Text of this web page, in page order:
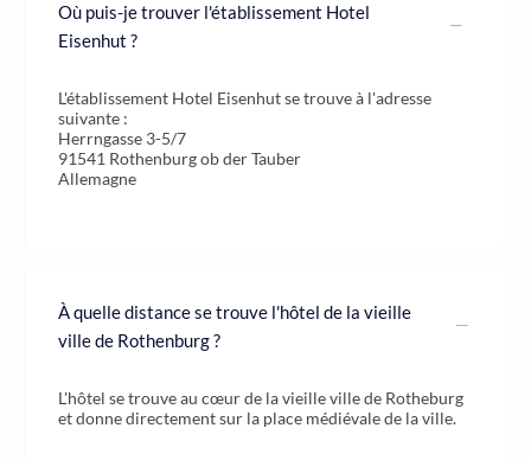
Où puis-je trouver l'établissement Hotel
Eisenhut ?
L'établissement Hotel Eisenhut se trouve à l'adresse
suivante :
Herrngasse 3-5/7
91541 Rothenburg ob der Tauber
Allemagne
À quelle distance se trouve l'hôtel de la vieille
ville de Rothenburg ?
L'hôtel se trouve au cœur de la vieille ville de Rotheburg
et donne directement sur la place médiévale de la ville.